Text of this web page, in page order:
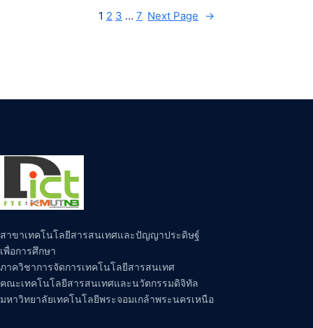
1 2 3 … 7 Next Page →
สาขาเทคโนโลยีสารสนเทศและปัญญาประดิษฐ์
เพื่อการศึกษา
ภาควิชาการจัดการเทคโนโลยีสารสนเทศ
คณะเทคโนโลยีสารสนเทศและนวัตกรรมดิจิทัล
มหาวิทยาลัยเทคโนโลยีพระจอมเกล้าพระนครเหนือ